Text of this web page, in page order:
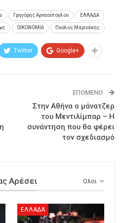
Γρηγόρης Αρναούτογλου ΕΛΛΑΔΑ
ΟΙΚΟΝΟΜΙΑ Παύλος Μαρινάκης
Twitter Google+
ΕΠΌΜΕΝΟ
Στην Αθήνα ο μάνατζερ
του Μεντιλίμπαρ – Η
συνάντηση που θα φέρει
τον σχεδιασμό
Ολοι
Αρέσει
ΕΛΛΑΔΑ